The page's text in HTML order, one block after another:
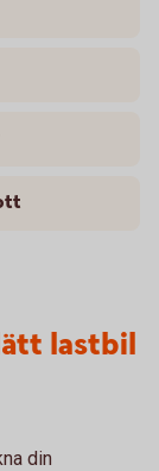
lastbil
din